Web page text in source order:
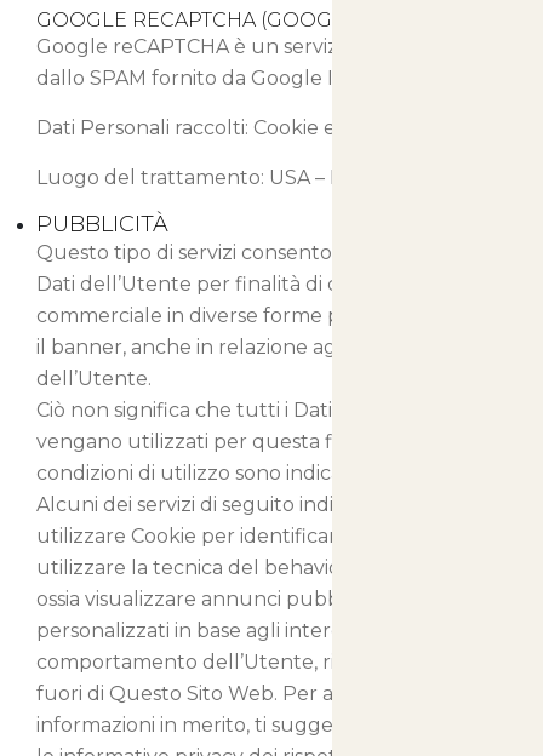
GOOGLE RECAPTCHA (GOOGLE INC.)
Google reCAPTCHA è un servizio di protezione
dallo SPAM fornito da Google Inc.
Dati Personali raccolti: Cookie e Dati di Utilizzo.
Luogo del trattamento: USA – Privacy Policy
PUBBLICITÀ
Questo tipo di servizi consentono di utilizzare i
Dati dell’Utente per finalità di comunicazione
commerciale in diverse forme pubblicitarie, quali
il banner, anche in relazione agli interessi
dell’Utente.
Ciò non significa che tutti i Dati Personali
vengano utilizzati per questa finalità. Dati e
condizioni di utilizzo sono indicati di seguito.
Alcuni dei servizi di seguito indicati potrebbero
utilizzare Cookie per identificare l’Utente o
utilizzare la tecnica del behavioral retargeting,
ossia visualizzare annunci pubblicitari
personalizzati in base agli interessi e al
comportamento dell’Utente, rilevati anche al di
fuori di Questo Sito Web. Per avere maggiori
informazioni in merito, ti suggeriamo di verificare